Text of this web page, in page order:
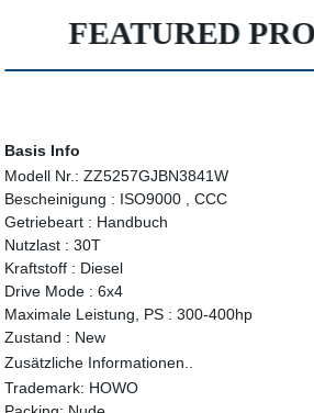
FEATURED
Basis Info
Modell Nr.: ZZ5257GJBN3841W
Bescheinigung : ISO9000 , CCC
Getriebeart : Handbuch
Nutzlast : 30T
Kraftstoff : Diesel
Drive Mode : 6x4
Maximale Leistung, PS : 300-400hp
Zustand : New
Zusätzliche Informationen..
Trademark: HOWO